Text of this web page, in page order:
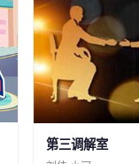
第三调解室